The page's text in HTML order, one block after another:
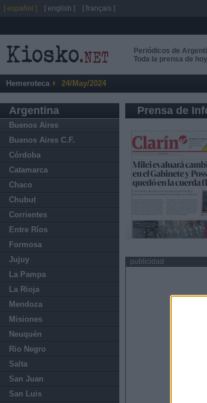
Periódicos de
Toda la prensa de hoy
Hemeroteca 24/May/2024
Argentina
Buenos Aires
Buenos Aires C.F.
Córdoba
Catamarca
Chaco
Chubut
Corrientes
Entre Ríos
Formosa
Jujuy
La Pampa
La Rioja
Mendoza
Misiones
Neuquén
Rio Negro
Salta
San Juan
San Luis
Prensa de
publicidad
[ español ] [ english ] [ français ]